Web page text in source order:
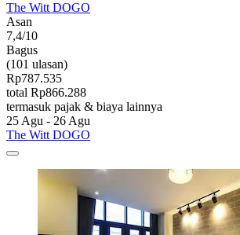
The Witt DOGO
Asan
7,4/10
Bagus
(101 ulasan)
Rp787.535
total Rp866.288
termasuk pajak & biaya lainnya
25 Agu - 26 Agu
The Witt DOGO